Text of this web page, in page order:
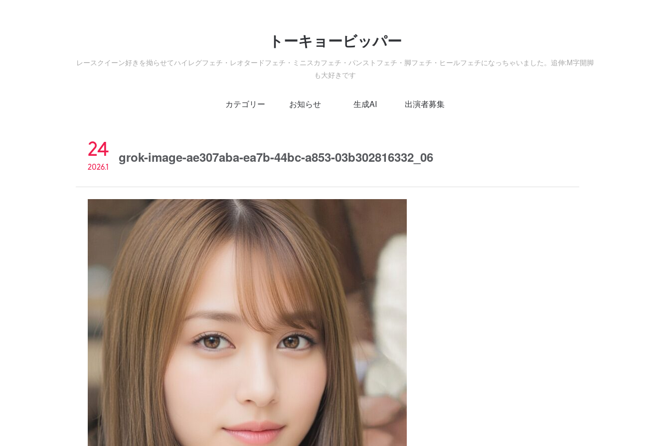
トーキョービッパー
レースクイーン好きを拗らせてハイレグフェチ・レオタードフェチ・ミニスカフェチ・パンストフェチ・脚フェチ・ヒールフェチになっちゃいました。追伸:M字開脚
も大好きです
カテゴリー お知らせ 生成AI 出演者募集
24
2026.1
grok-image-ae307aba-ea7b-44bc-a853-03b302816332_06